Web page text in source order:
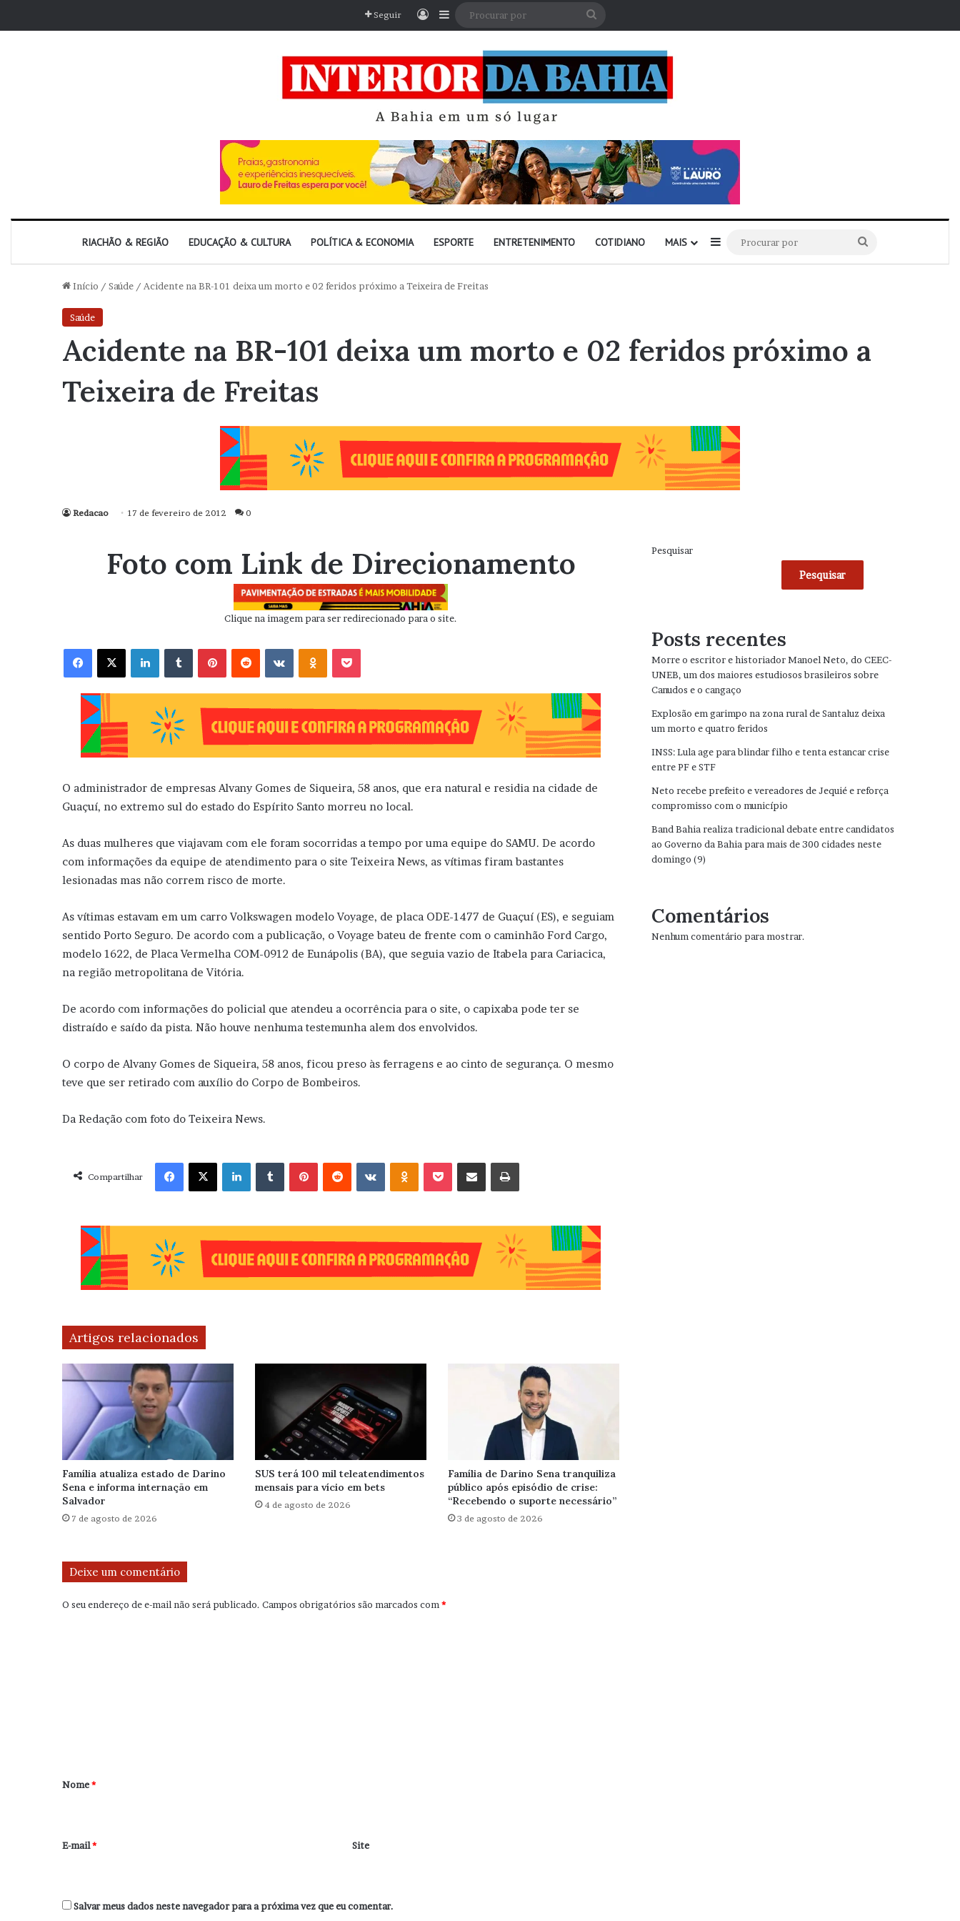
Seguir EntrarBarra Lateral
RIACHÃO & REGIÃO EDUCAÇÃO & CULTURA POLÍTICA & ECONOMIA ESPORTE ENTRETENIMENTO COTIDIANO MAIS Barra Lateral
por
Início / Saúde / Acidente na BR-101 deixa um morto e 02 feridos próximo a Teixeira de Freitas
Saúde
Acidente na BR-101 deixa um morto e 02 feridos próximo a
Teixeira de Freitas
Redacao 17 de fevereiro de 2012 0
Foto com Link de Direcionamento
Clique na imagem para ser redirecionado para o site.
Facebook X Linkedin VK OK
O administrador de empresas Alvany Gomes de Siqueira, 58 anos, que era natural e residia na cidade de
Guaçuí, no extremo sul do estado do Espírito Santo morreu no local.
As duas mulheres que viajavam com ele foram socorridas a tempo por uma equipe do SAMU. De acordo
com informações da equipe de atendimento para o site Teixeira News, as vítimas firam bastantes
lesionadas mas não correm risco de morte.
As vítimas estavam em um carro Volkswagen modelo Voyage, de placa ODE-1477 de Guaçuí (ES), e seguiam
sentido Porto Seguro. De acordo com a publicação, o Voyage bateu de frente com o caminhão Ford Cargo,
modelo 1622, de Placa Vermelha COM-0912 de Eunápolis (BA), que seguia vazio de Itabela para Cariacica,
na região metropolitana de Vitória.
De acordo com informações do policial que atendeu a ocorrência para o site, o capixaba pode ter se
distraído e saído da pista. Não houve nenhuma testemunha alem dos envolvidos.
O corpo de Alvany Gomes de Siqueira, 58 anos, ficou preso às ferragens e ao cinto de segurança. O mesmo
teve que ser retirado com auxílio do Corpo de Bombeiros.
Da Redação com foto do Teixeira News.
Compartilhar
Facebook X Linkedin VK OK
Artigos relacionados
Família atualiza estado de Darino
Sena e informa internação em
Salvador
7 de agosto de 2026
SUS terá 100 mil teleatendimentos
mensais para vício em bets
4 de agosto de 2026
Família de Darino Sena tranquiliza
público após episódio de crise:
“Recebendo o suporte necessário”
3 de agosto de 2026
Deixe um comentário
O seu endereço de e-mail não será publicado. Campos obrigatórios são marcados com*
r
*
Nome*
E-mail* Site
Salvar meus dados neste navegador para a próxima vez que eu comentar.
Pesquisar
Pesquisar
Posts recentes
Morre o escritor e historiador Manoel Neto, do CEEC-
UNEB, um dos maiores estudiosos brasileiros sobre
Canudos e o cangaço
Explosão em garimpo na zona rural de Santaluz deixa
um morto e quatro feridos
INSS: Lula age para blindar filho e tenta estancar crise
entre PF e STF
Neto recebe prefeito e vereadores de Jequié e reforça
compromisso com o município
Band Bahia realiza tradicional debate entre candidatos
ao Governo da Bahia para mais de 300 cidades neste
domingo (9)
Comentários
Nenhum comentário para mostrar.